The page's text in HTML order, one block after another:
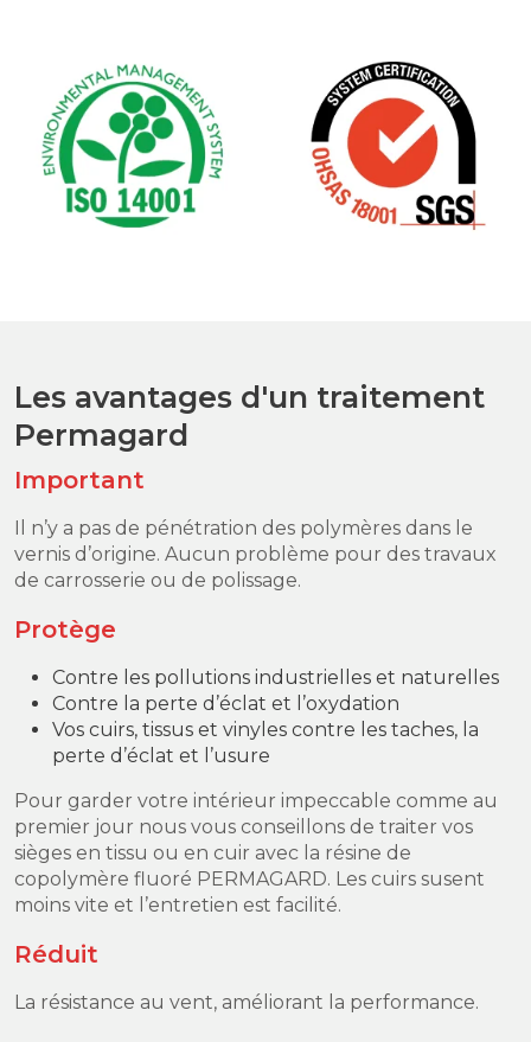
Les avantages d'un traitement
Permagard
Important
Il n’y a pas de pénétration des polymères dans le
vernis d’origine. Aucun problème pour des travaux
de carrosserie ou de polissage.
Protège
Contre les pollutions industrielles et naturelles
Contre la perte d’éclat et l’oxydation
Vos cuirs, tissus et vinyles contre les taches, la
perte d’éclat et l’usure
Pour garder votre intérieur impeccable comme au
premier jour nous vous conseillons de traiter vos
sièges en tissu ou en cuir avec la résine de
copolymère fluoré PERMAGARD. Les cuirs susent
moins vite et l’entretien est facilité.
Réduit
La résistance au vent, améliorant la performance.